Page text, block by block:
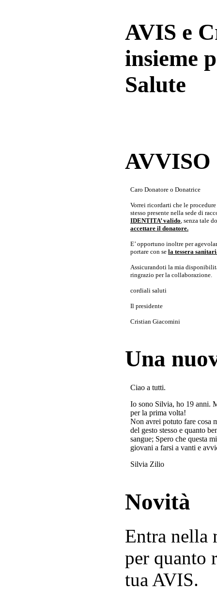
AVIS e
insieme
Salute
Caro Donatore o Donatrice
Vorrei ricordarti che le
stesso presente nella sede di
IDENTITA’ valido, senza tale
accettare il donatore.
E’ opportuno inoltre per
portare con se la tessera
Assicurandoti la mia
ringrazio per la collaborazione.
cordiali saluti
Il presidente
Cristian Giacomini
Una
Ciao a tutti.
Io sono Silvia, ho 19 anni.
per la prima volta!
Non avrei potuto fare cosa
del gesto stesso e quanto
sangue; Spero che questa
giovani a farsi a vanti e
Silvia Zilio
Novità
Entra nella
per quanto
tua AVIS.